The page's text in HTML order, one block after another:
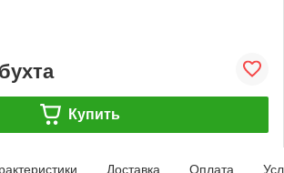
Купить
Доставка Оплата